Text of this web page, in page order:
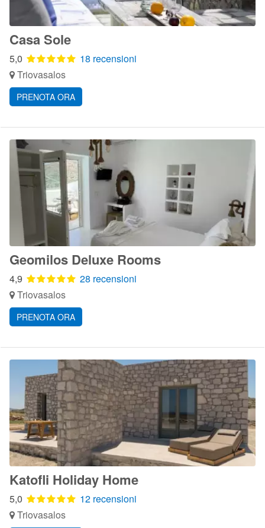
Casa Sole
5,0
18 recensioni
Triovasalos
PRENOTA ORA
Geomilos Deluxe Rooms
4,9
28 recensioni
Triovasalos
PRENOTA ORA
Katofli Holiday Home
5,0
12 recensioni
Triovasalos